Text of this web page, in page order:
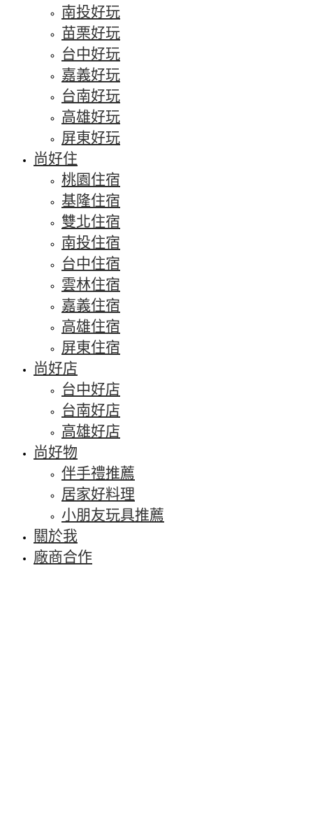
南投好玩
苗栗好玩
台中好玩
嘉義好玩
台南好玩
高雄好玩
屏東好玩
尚好住
桃園住宿
基隆住宿
雙北住宿
南投住宿
台中住宿
雲林住宿
嘉義住宿
高雄住宿
屏東住宿
尚好店
台中好店
台南好店
高雄好店
尚好物
伴手禮推薦
居家好料理
小朋友玩具推薦
關於我
廠商合作